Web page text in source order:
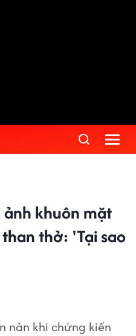
ảnh khuôn mặt
thở: 'Tại sao
nản khi chứng kiến